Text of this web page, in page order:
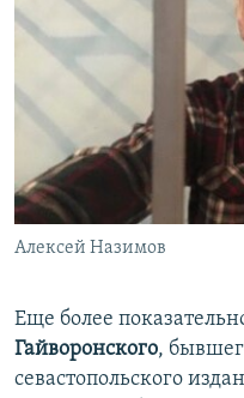
Алексей Назимов
Еще более
Гайворонского,
севастопольского